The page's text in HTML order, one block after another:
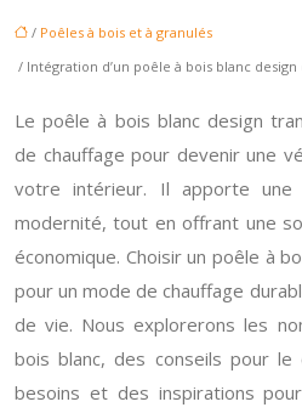
/ Poêles à bois et à granulés
/ Intégration d’un poêle à bois blanc
Le poêle à bois blanc design
de chauffage pour devenir une
votre intérieur. Il apporte une
modernité, tout en offrant une
économique. Choisir un poêle à
pour un mode de chauffage
de vie. Nous explorerons les
bois blanc, des conseils pour
besoins et des inspirations